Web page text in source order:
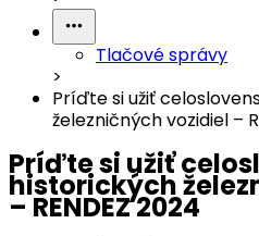
Tlačové správy
>
Príďte si užiť
železničných vozidiel –
Príďte si užiť
historických
– RENDEZ 2024